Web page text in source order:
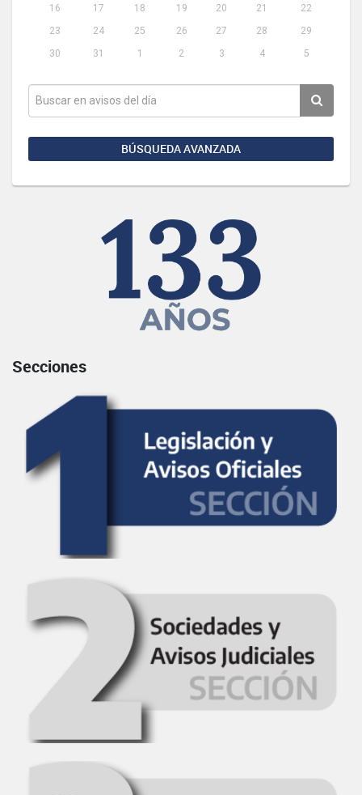
16
17 18 19 20 21
22
23
24 25 26 27 28
29
30
31 1 2 3 4 5
BÚSQUEDA AVANZADA
Secciones